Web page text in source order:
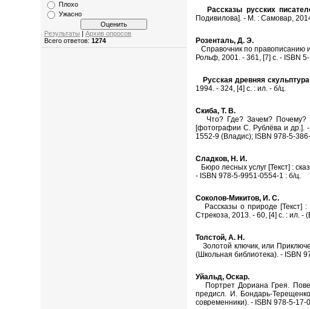
Плохо
Ужасно
Результаты |Архив опросов
Всего ответов:1274
Рассказы русских
Подивилова]. - М. : Самовар,
Розенталь, Д. Э.
Справочник по правописанию
Рольф, 2001. - 361, [7] с. - ISBN
Русская древняя скульптура
1994. - 324, [4] с. : ил. - б/ц.
Скиба, Т. В.
Что? Где? Зачем? Почему?
[фотографии С. Рублёва и др.].
1552-9 (Владис); ISBN 978-5-
Сладков, Н. И.
Бюро лесных услуг [Текст] :
- ISBN 978-5-9951-0554-1 : б/ц.
Соколов-Микитов, И. С.
Рассказы о природе [Текст]
Стрекоза, 2013. - 60, [4] с. : ил. -
Толстой, А. Н.
Золотой ключик, или
(Школьная библиотека). - ISBN
Уйальд, Оскар.
Портрет Дориана Грея.
предисл. И. Бондарь-
современники). - ISBN 978-5-17-